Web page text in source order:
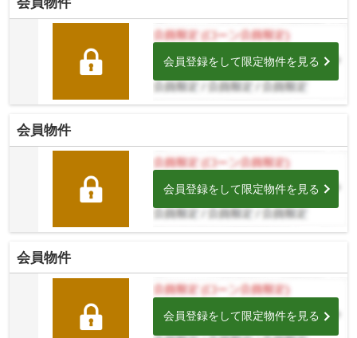
会員登録をして限定物件を見る
会員物件
会員登録をして限定物件を見る
会員物件
会員登録をして限定物件を見る